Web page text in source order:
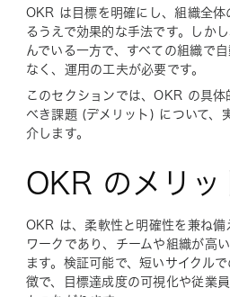
OKR は目標を明確にし、組織全体
るうえで効果的な手法です。しか
んでいる一方で、すべての組織で
なく、運用の工夫が必要です。
このセクションでは、OKR の具
べき課題 (デメリット) について、
介します。
OKR のメリッ
OKR は、柔軟性と明確性を兼ね備
ワークであり、チームや組織が高
ます。検証可能で、短いサイクル
徴で、目標達成度の可視化や従業